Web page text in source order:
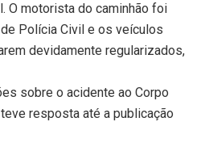
O motorista do caminhão foi
Polícia Civil e os veículos
devidamente regularizados,
sobre o acidente ao Corpo
resposta até a publicação